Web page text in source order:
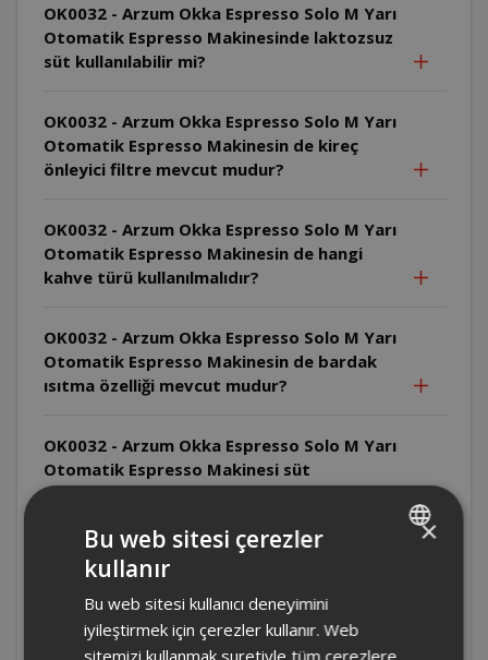
OK0032 - Arzum Okka Espresso Solo M Yarı
Otomatik Espresso Makinesinde laktozsuz
süt kullanılabilir mi?
OK0032 - Arzum Okka Espresso Solo M Yarı
Otomatik Espresso Makinesin de kireç
önleyici filtre mevcut mudur?
OK0032 - Arzum Okka Espresso Solo M Yarı
Otomatik Espresso Makinesin de hangi
kahve türü kullanılmalıdır?
OK0032 - Arzum Okka Espresso Solo M Yarı
Otomatik Espresso Makinesin de bardak
ısıtma özelliği mevcut mudur?
OK0032 - Arzum Okka Espresso Solo M Yarı
Otomatik Espresso Makinesi süt
haznesinin kapasitesi nedir?
Ürünü ilk kullanımda sorunsuz deneyimlenir
iken, ikinci kullanımda kahveyi ısıtmıyor.Bu
durum neden yaşanabilir?
×
Bu web sitesi çerezler
kullanır
Bu web sitesi kullanıcı deneyimini
iyileştirmek için çerezler kullanır. Web
sitemizi kullanmak suretiyle tüm çerezlere